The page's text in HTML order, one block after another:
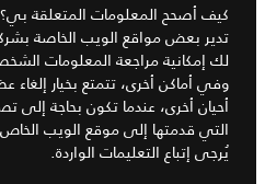
كيف أصحح المعلومات المتعلقة بي؟
تدير بعض مواقع الويب الخاصة
لك إمكانية مراجعة المعلومات
وفي أماكن أخرى، تتمتع بخيار
أحيان أخرى، عندما تكون بحاجة إلى
التي قدمتها إلى موقع الويب
يُرجى إتباع التعليمات الواردة.